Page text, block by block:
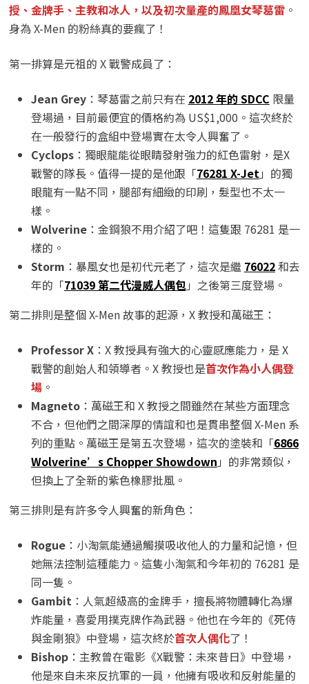
授、金牌手、主教和冰人，以及初次量產的鳳凰女琴葛雷。
身為 X-Men 的粉絲真的要瘋了！
第一排算是元祖的 X 戰警成員了：
Jean Grey：琴葛雷之前只有在 2012 年的 SDCC 限量
登場過，目前最便宜的價格約為 US$1,000。這次終於
在一般發行的盒組中登場實在太令人興奮了。
Cyclops：獨眼龍能從眼睛發射強力的紅色雷射，是X
戰警的隊長。值得一提的是他跟「76281 X-Jet 」的獨
眼龍有一點不同，腿部有細緻的印刷，髮型也不太一
樣。
Wolverine：金鋼狼不用介紹了吧！這隻跟 76281 是一
樣的。
Storm ：暴風女也是初代元老了，這次是繼 76022和去
年的「71039 第二代漫威人偶包」之後第三度登場。
第二排則是整個 X-Men 故事的起源，X 教授和萬磁王：
Professor X：X 教授具有強大的心靈感應能力，是 X
戰警的創始人和領導者。X 教授也是首次作為小人偶登
場。
Magneto：萬磁王和 X 教授之間雖然在某些方面理念
不合，但他們之間深厚的情誼和也是貫串整個 X-Men 系
列的重點。萬磁王是第五次登場，這次的塗裝和「6866
Wolverine’s Chopper Showdown 」的非常類似，
但換上了全新的紫色橡膠批風。
第三排則是有許多令人興奮的新角色：
Rogue：小淘氣能通過觸摸吸收他人的力量和記憶，但
她無法控制這種能力。這隻小淘氣和今年初的 76281 是
同一隻。
Gambit ：人氣超級高的金牌手，擅長將物體轉化為爆
炸能量，喜愛用撲克牌作為武器。他也在今年的《死侍
與金剛狼》中登場，這次終於首次人偶化了！
Bishop：主教曾在電影《X戰警：未來昔日》中登場，
他是來自未來反抗軍的一員，他擁有吸收和反射能量的